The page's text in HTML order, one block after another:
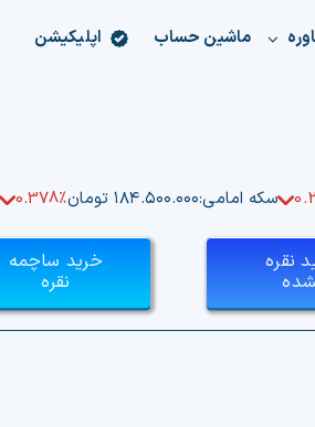
ماشین حساب
اپلیکیشن
سکه امامی:۱۸۴.۵۰۰.۰۰۰ تومان 0.378%
نقره خرید ساچمه
نقره